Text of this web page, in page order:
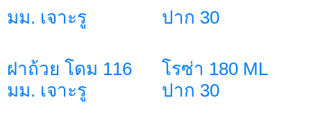
ฝาถ้วย โดม 116
มม. เจาะรู
โรซ่า 180 ML
ปาก 30